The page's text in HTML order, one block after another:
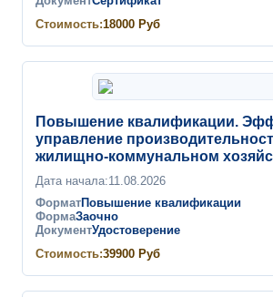
Стоимость:18000 Руб
Повышение квалификации.
управление
жилищно-коммунальном
Дата начала:11.08.2026
ФорматПовышение квалификации
ФормаЗаочно
ДокументУдостоверение
Стоимость:39900 Руб